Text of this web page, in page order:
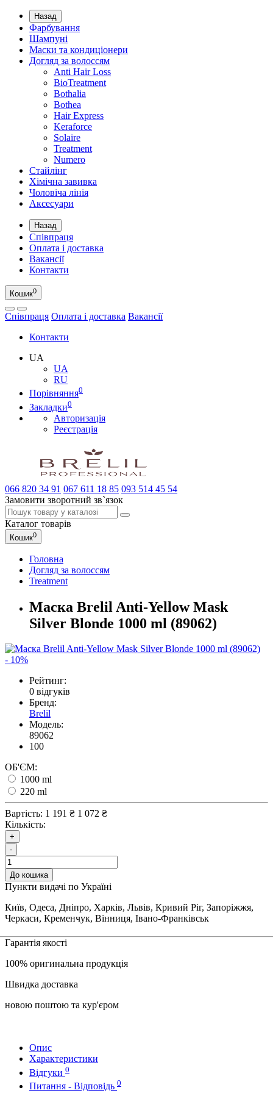
Назад
Фарбування
Шампуні
Маски та кондиціонери
Догляд за волоссям
Anti Hair Loss
BioTreatment
Bothalia
Bothea
Hair Express
Keraforce
Solaire
Treatment
Numero
Стайлінг
Хімічна завивка
Чоловіча лінія
Аксесуари
Назад
Співпраця
Оплата і доставка
Вакансії
Контакти
Кошик0
Співпраця Оплата і доставка Вакансії
Контакти
UA
UA
RU
Порівняння0
Закладки0
Авторизація
Реєстрація
066 820 34 91 067 611 18 85 093 514 45 54
Замовити зворотний зв`язок
Каталог товарів
Кошик0
Головна
Догляд за волоссям
Treatment
Маска Brelil Anti-Yellow Mask
Silver Blonde 1000 ml (89062)
- 10%
Рейтинг:
0 відгуків
Бренд:
Brelil
Модель:
89062
100
ОБ'ЄМ:
1000 ml
220 ml
Вартість: 1 191 ₴ 1 072 ₴
Кількість:
+
-
До кошика
Пункти видачі по Україні
Київ, Одеса, Дніпро, Харків, Львів, Кривий Ріг, Запоріжжя,
Черкаси, Кременчук, Вінниця, Івано-Франківськ
Гарантія якості
100% оригинальна продукція
Швидка доставка
новою поштою та кур'єром
Опис
Характеристики
Відгуки 0
Питання - Відповідь 0